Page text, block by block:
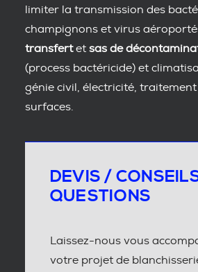
limiter la transmission des
champignons et virus
transfertet sas de
(process bactéricide) et
génie civil, électricité, traitement
surfaces.
DEVIS /
QUESTIONS
Laissez-nous vous
votre projet de